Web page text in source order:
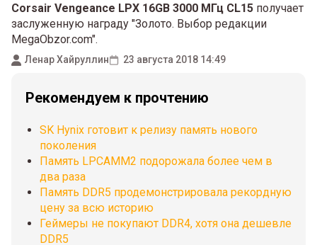
Corsair Vengeance LPX 16GB 3000 МГц CL15 получает
заслуженную награду "Золото. Выбор редакции
MegaObzor.com".
Ленар Хайруллин 23 августа 2018 14:49
Рекомендуем к прочтению
SK Hynix готовит к релизу память нового
поколения
Память LPCAMM2 подорожала более чем в
два раза
Память DDR5 продемонстрировала рекордную
цену за всю историю
Геймеры не покупают DDR4, хотя она дешевле
DDR5